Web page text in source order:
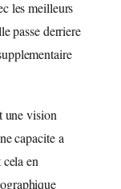
les meilleurs
passe derriere
une vision
capacite a
en